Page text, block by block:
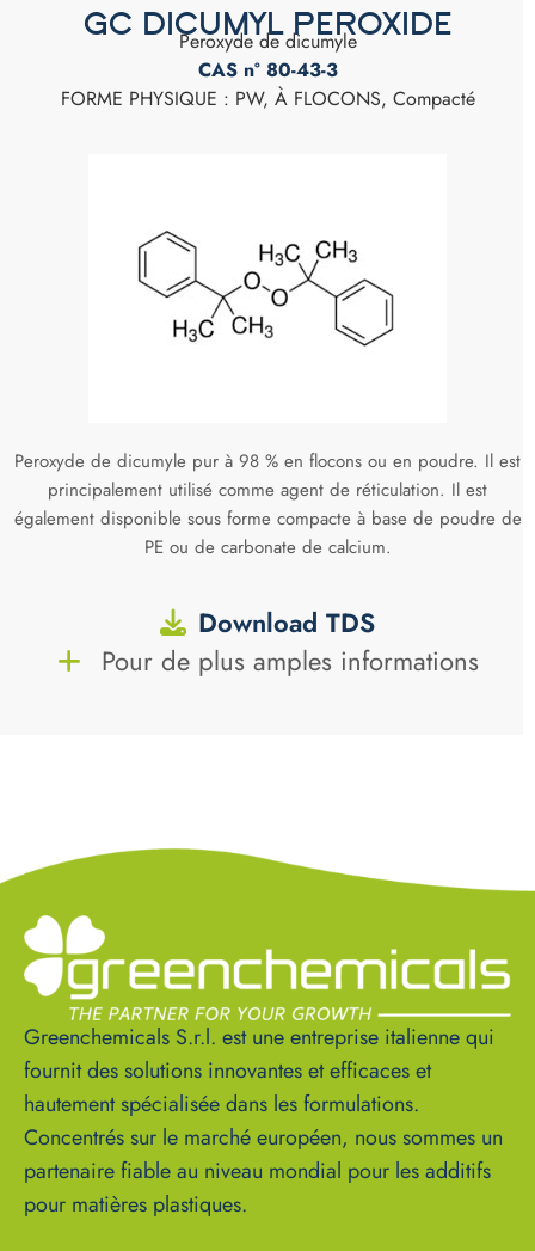
GC DICUMYL PEROXIDE
Peroxyde de dicumyle
CAS n° 80-43-3
FORME PHYSIQUE : PW, À FLOCONS, Compacté
Peroxyde de dicumyle pur à 98 % en flocons ou en poudre. Il est
principalement utilisé comme agent de réticulation. Il est
également disponible sous forme compacte à base de poudre de
PE ou de carbonate de calcium.
Download TDS
Pour de plus amples informations
Greenchemicals S.r.l. est une entreprise italienne qui
fournit des solutions innovantes et efficaces et
hautement spécialisée dans les formulations.
Concentrés sur le marché européen, nous sommes un
partenaire fiable au niveau mondial pour les additifs
pour matières plastiques.